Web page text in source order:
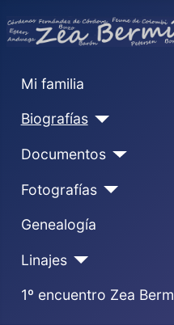
Mi familia
Biografías
Documentos
Fotografías
Genealogía
Linajes
1º encuentro Zea